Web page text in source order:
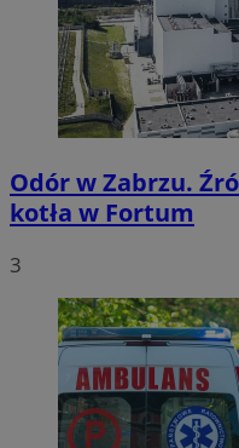
Odór w Zabrzu.
kotła w Fortum
3